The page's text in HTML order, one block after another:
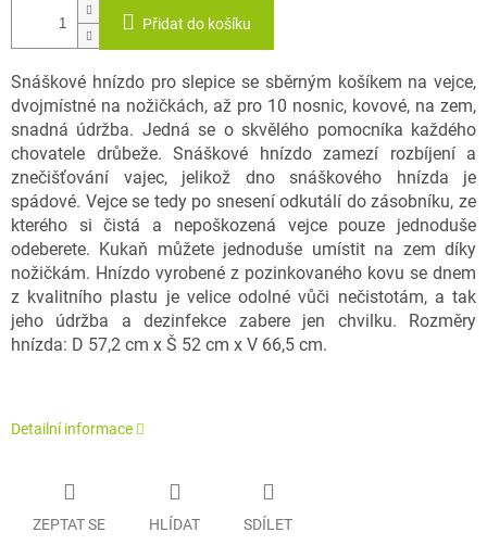
Přidat do košíku
Snáškové hnízdo pro slepice se sběrným košíkem na vejce,
dvojmístné na nožičkách, až pro 10 nosnic, kovové, na zem,
snadná údržba. Jedná se o skvělého pomocníka každého
chovatele drůbeže. Snáškové hnízdo zamezí rozbíjení a
znečišťování vajec, jelikož dno snáškového hnízda je
spádové. Vejce se tedy po snesení odkutálí do zásobníku, ze
kterého si čistá a nepoškozená vejce pouze jednoduše
odeberete. Kukaň můžete jednoduše umístit na zem díky
nožičkám. Hnízdo vyrobené z pozinkovaného kovu se dnem
z kvalitního plastu je velice odolné vůči nečistotám, a tak
jeho údržba a dezinfekce zabere jen chvilku. Rozměry
hnízda: D 57,2 cm x Š 52 cm x V 66,5 cm.
Detailní informace
ZEPTAT SE HLÍDAT SDÍLET